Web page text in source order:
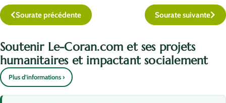
Sourate précédente Sourate suivante
Soutenir Le-Coran.com et ses projets
humanitaires et impactant socialement
Plus d’informations ›